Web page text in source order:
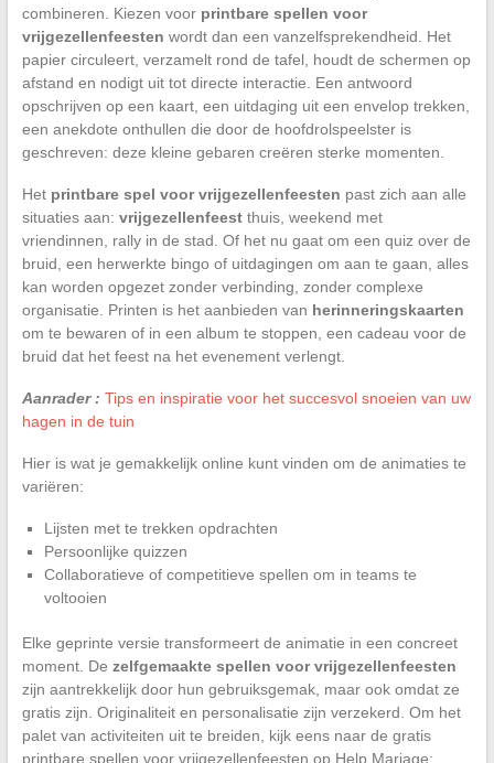
combineren. Kiezen voor printbare spellen voor
vrijgezellenfeesten wordt dan een vanzelfsprekendheid. Het
papier circuleert, verzamelt rond de tafel, houdt de schermen op
afstand en nodigt uit tot directe interactie. Een antwoord
opschrijven op een kaart, een uitdaging uit een envelop trekken,
een anekdote onthullen die door de hoofdrolspeelster is
geschreven: deze kleine gebaren creëren sterke momenten.
Het printbare spel voor vrijgezellenfeesten past zich aan alle
situaties aan: vrijgezellenfeestthuis, weekend met
vriendinnen, rally in de stad. Of het nu gaat om een quiz over de
bruid, een herwerkte bingo of uitdagingen om aan te gaan, alles
kan worden opgezet zonder verbinding, zonder complexe
organisatie. Printen is het aanbieden van herinneringskaarten
om te bewaren of in een album te stoppen, een cadeau voor de
bruid dat het feest na het evenement verlengt.
Aanrader : Tips en inspiratie voor het succesvol snoeien van uw
hagen in de tuin
Hier is wat je gemakkelijk online kunt vinden om de animaties te
variëren:
Lijsten met te trekken opdrachten
Persoonlijke quizzen
Collaboratieve of competitieve spellen om in teams te
voltooien
Elke geprinte versie transformeert de animatie in een concreet
moment. De zelfgemaakte spellen voor vrijgezellenfeesten
zijn aantrekkelijk door hun gebruiksgemak, maar ook omdat ze
gratis zijn. Originaliteit en personalisatie zijn verzekerd. Om het
palet van activiteiten uit te breiden, kijk eens naar de gratis
printbare spellen voor vrijgezellenfeesten op Help Mariage: